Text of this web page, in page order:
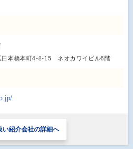
本橋本町4-8-15 ネオカワイビル6階
い紹介会社の詳細へ